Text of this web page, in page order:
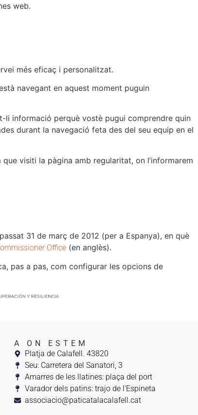
web.
més eficaç i personalitzat.
navegant en aquest moment puguin
li informació perquè vostè pugui comprendre quin
durant la navegació feta des del seu equip en el
visiti la pàgina amb regularitat, on l’informarem
31 de març de 2012 (per a Espanya), en què
Office (en anglès).
pas a pas, com configurar les opcions de
A ON ESTEM
Platja de Calafell. 43820
Seu: Carretera del Sanatori, 3
Amarres de les llatines: plaça del port
Varador dels patins: trajo de l'Espineta
associacio@paticatalacalafell.cat